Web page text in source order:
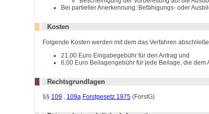
Bei partieller Anerkennung: Befähigungs- oder
Kosten
Folgende Kosten werden mit dem das Verfahren
21,00 Euro Eingabegebühr für den Antrag und
6,00 Euro Beilagengebühr für jede Beilage, die dem
Rechtsgrundlagen
§§ 109, 109a Forstgesetz 1975(ForstG)